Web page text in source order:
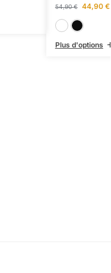
54,90€ 44,90 €
Plus d'options